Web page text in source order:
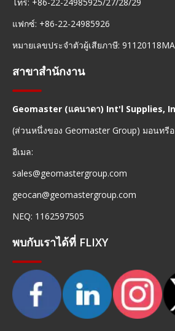
แฟกซ์: +86-22-24985926
หมายเลขประจำตัวผู้เสียภาษี:
สาขาสำนักงาน
Geomaster (แคนาดา) Int'l Supplies,
(ส่วนหนึ่งของ Geomaster Group) มอนทรี
อีเมล:
sales@geomastergroup.com
geocan@geomastergroup.com
NEQ: 1162597505
พบกับเราได้ที่ FLIXY